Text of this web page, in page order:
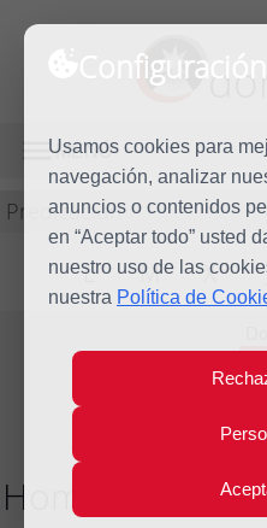
Usamos cookies para
navegación, analizar
anuncios o contenidos
en “Aceptar todo” usted
nuestro uso de las
nuestra Política de
MENÚ
Predicación
L M X
Homilía II